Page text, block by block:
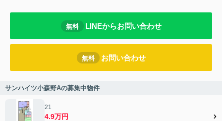
無料 LINEからお問い合わせ
無料 お問い合わせ
サンハイツ小森野Aの募集中物件
21
4.9万円